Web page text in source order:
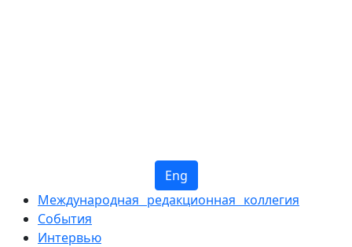
Eng
Международная редакционная коллегия
События
Интервью